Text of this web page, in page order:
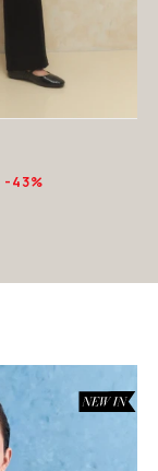
43